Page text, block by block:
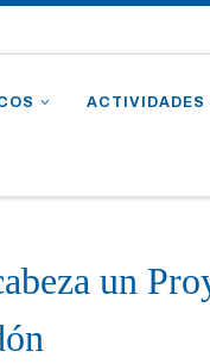
ACTIVIDADES
un